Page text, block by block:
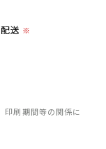
送 ※
印刷期間等の関係に